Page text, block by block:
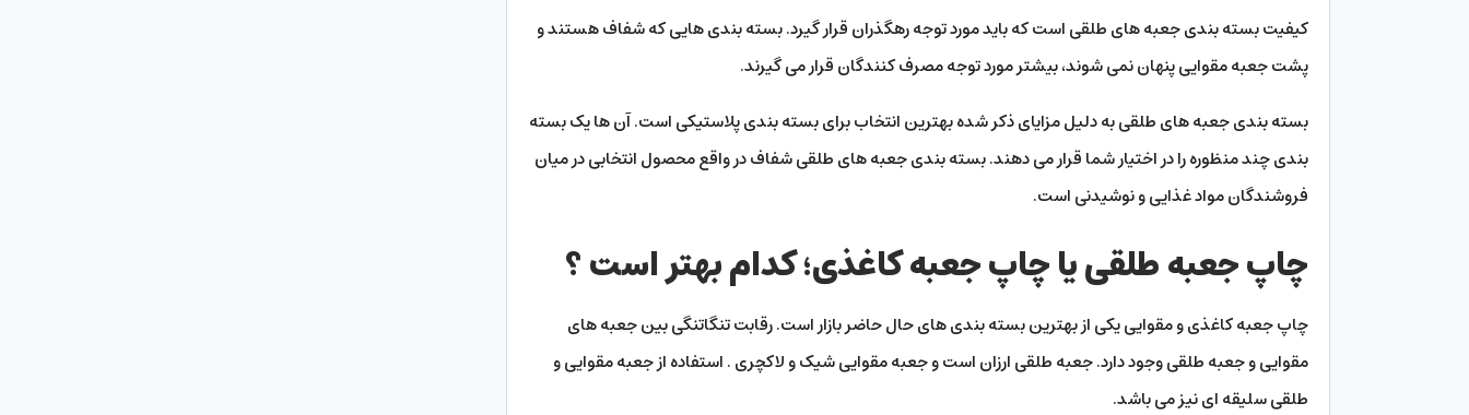
کیفیت بسته بندی جعبه های طلقی است که باید مورد توجه رهگذران قرار گیرد. بسته بندی هایی که شفاف هستند و
پشت جعبه مقوایی پنهان نمی شوند، بیشتر مورد توجه مصرف کنندگان قرار می گیرند.
بسته بندی جعبه های طلقی به دلیل مزایای ذکر شده بهترین انتخاب برای بسته بندی پلاستیکی است. آن ها یک بسته
بندی چند منظوره را در اختیار شما قرار می دهند. بسته بندی جعبه های طلقی شفاف در واقع محصول انتخابی در میان
فروشندگان مواد غذایی و نوشیدنی است.
چاپ جعبه طلقی یا چاپ جعبه کاغذی؛ کدام بهتر است ؟
چاپ جعبه کاغذی و مقوایی یکی از بهترین بسته بندی های حال حاضر بازار است. رقابت تنگاتنگی بین جعبه های
مقوایی و جعبه طلقی وجود دارد. جعبه طلقی ارزان است و جعبه مقوایی شیک و لاکچری . استفاده از جعبه مقوایی و
طلقی سلیقه ای نیز می باشد.